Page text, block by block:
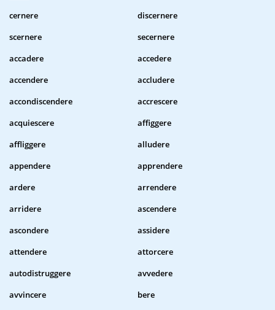
cernere
discernere
scernere
secernere
accadere
accedere
accendere
accludere
accondiscendere
accrescere
acquiescere
affiggere
affliggere
alludere
appendere
apprendere
ardere
arrendere
arridere
ascendere
ascondere
assidere
attendere
attorcere
autodistruggere
avvedere
avvincere
bere